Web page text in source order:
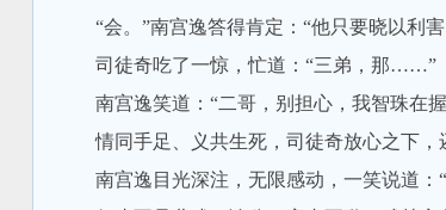
“会。”南宫逸答得肯定：“他只要晓以利害
司徒奇吃了一惊，忙道：“三弟，那……”
南宫逸笑道：“二哥，别担心，我智珠在握
情同手足、义共生死，司徒奇放心之下，
南宫逸目光深注，无限感动，一笑说道：“